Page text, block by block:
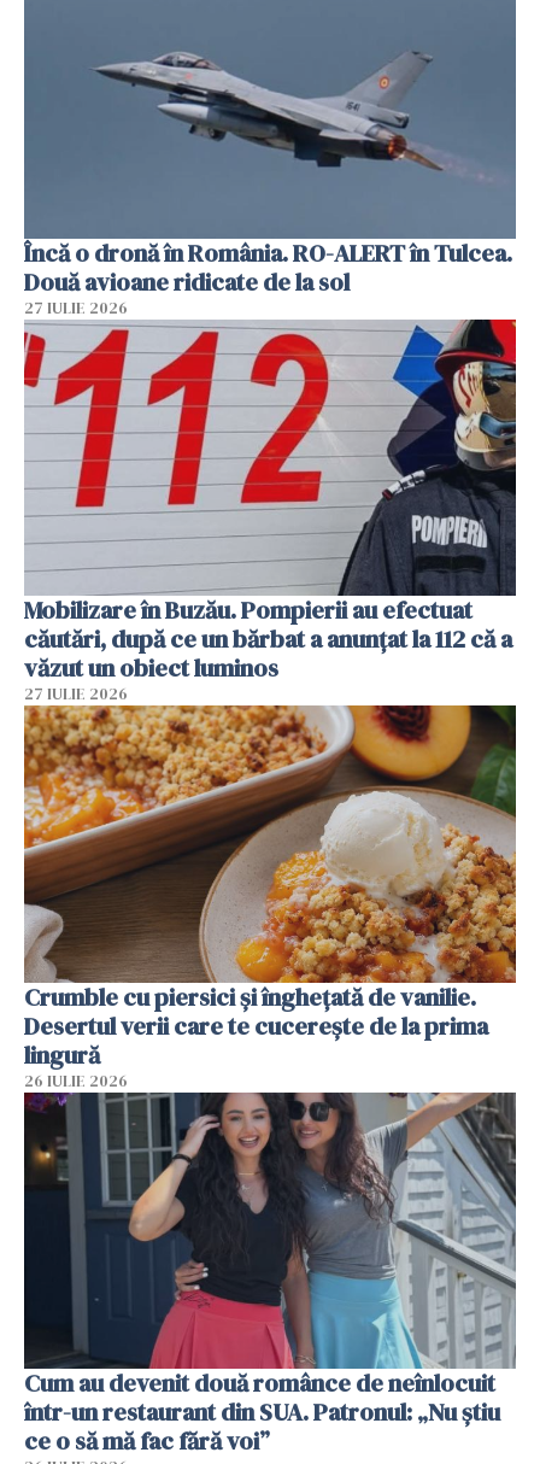
Încă o dronă în România. RO-ALERT în Tulcea.
Două avioane ridicate de la sol
27 IULIE 2026
Mobilizare în Buzău. Pompierii au efectuat
căutări, după ce un bărbat a anunțat la 112 că a
văzut un obiect luminos
27 IULIE 2026
Crumble cu piersici și înghețată de vanilie.
Desertul verii care te cucerește de la prima
lingură
26 IULIE 2026
Cum au devenit două românce de neînlocuit
într-un restaurant din SUA. Patronul: „Nu știu
ce o să mă fac fără voi”